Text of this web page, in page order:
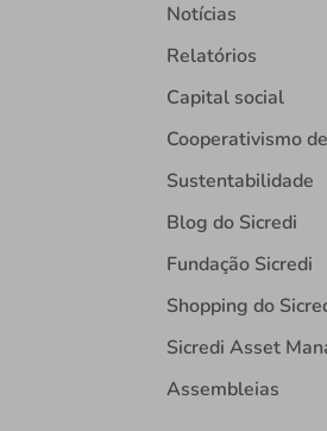
Notícias
Relatórios
Capital social
Cooperativismo
Sustentabilidade
Blog do Sicredi
Fundação Sicredi
Shopping do
Sicredi Asset
Assembleias